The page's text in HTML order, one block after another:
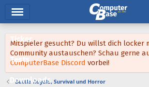
Ticker
Tests
Downloads
Mitspieler gesucht? Du willst dich locker
Community austauschen? Schau gerne
ComputerBase Discord vorbei!
Battle Royale, Survival und Horror